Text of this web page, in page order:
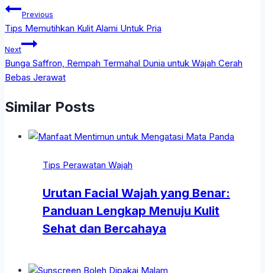
Previous
Tips Memutihkan Kulit Alami Untuk Pria
Next
Bunga Saffron, Rempah Termahal Dunia untuk Wajah Cerah
Bebas Jerawat
Similar Posts
Tips Perawatan Wajah
Urutan Facial Wajah yang Benar:
Panduan Lengkap Menuju Kulit
Sehat dan Bercahaya